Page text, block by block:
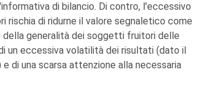
di bilancio. Di contro, l'eccessivo
di ridurne il valore segnaletico come
generalità dei soggetti fruitori delle
un eccessiva volatilità dei risultati (dato il
di una scarsa attenzione alla necessaria